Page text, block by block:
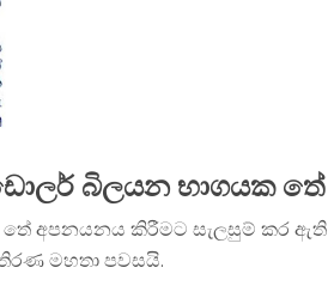
බිලයන භාගයක තේ
අපනයනය කිරීමට සැලසුම් කර ඇති
මහතා පවසයි.